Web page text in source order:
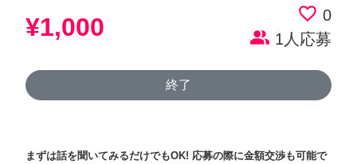
¥1,000 favorite_border 0
people_alt 1人応募
終了
まずは話を聞いてみるだけでもOK! 応募の際に金額交渉も可能で